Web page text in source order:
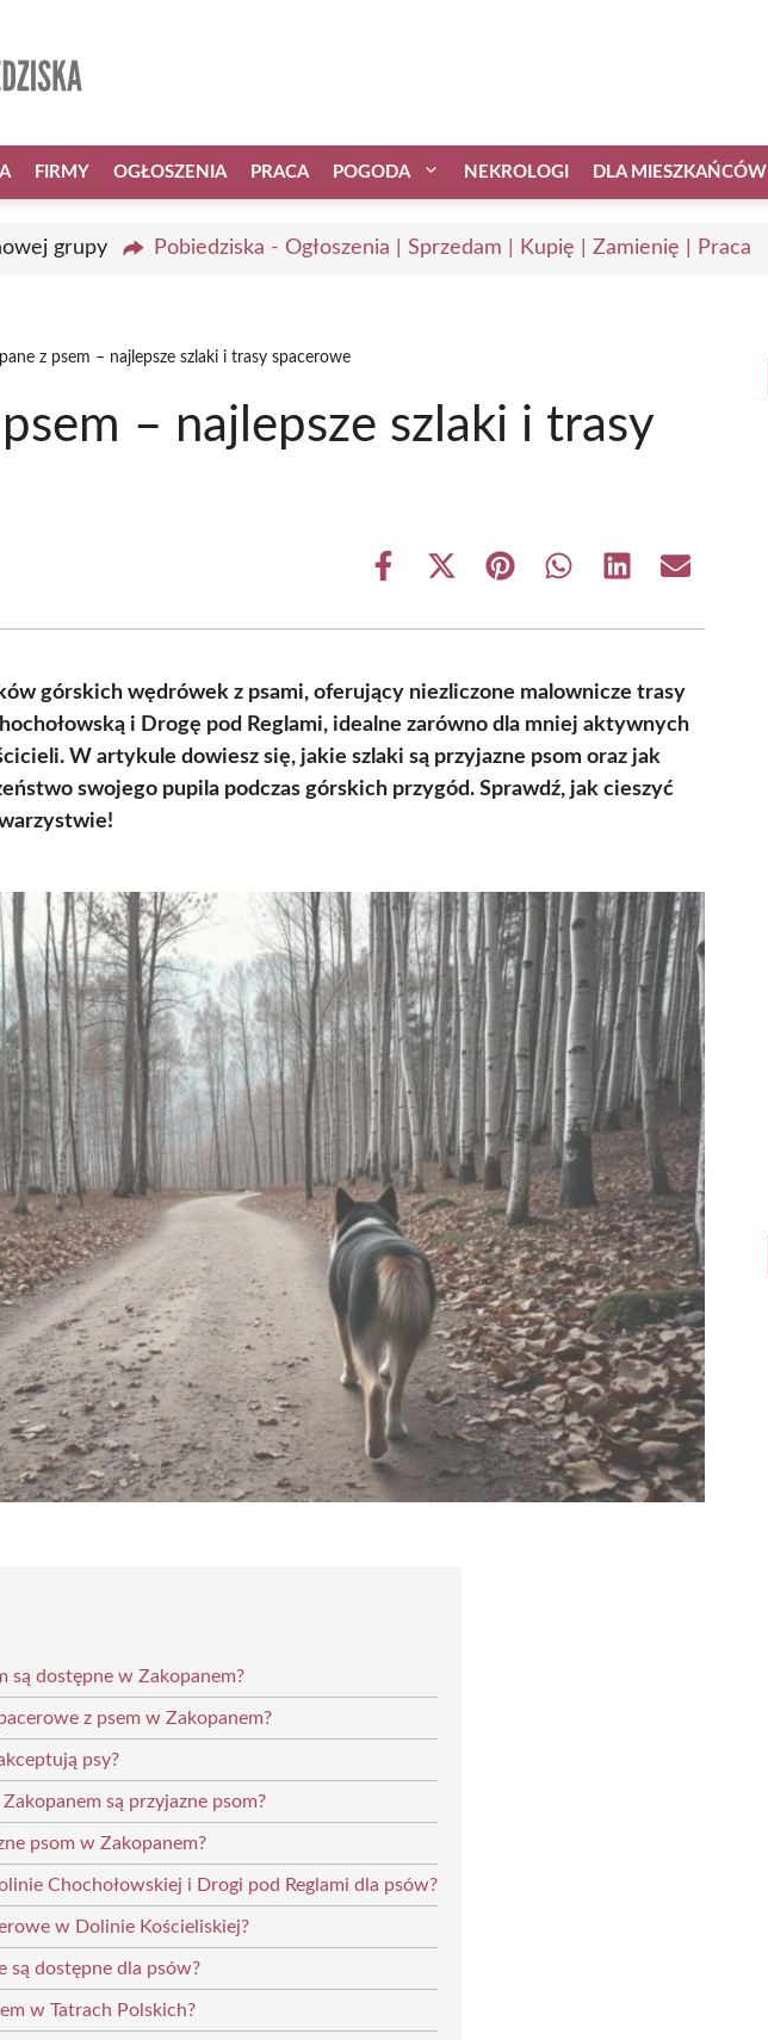
FIRMY OGŁOSZENIA PRACA POGODA NEKROLOGI DLA MIESZKAŃCÓW
grupy Pobiedziska - Ogłoszenia | Sprzedam | Kupię | Zamienię | Praca
z psem – najlepsze szlaki i trasy spacerowe
– najlepsze szlaki i trasy
Share
Share
(Twitter)
Share Share Share Share
górskich wędrówek z psami, oferujący niezliczone malownicze trasy
i Drogę pod Reglami, idealne zarówno dla mniej aktywnych
W artykule dowiesz się, jakie szlaki są przyjazne psom oraz jak
swojego pupila podczas górskich przygód. Sprawdź, jak cieszyć
są dostępne w Zakopanem?
z psem w Zakopanem?
psy?
są przyjazne psom?
psom w Zakopanem?
Chochołowskiej i Drogi pod Reglami dla psów?
w Dolinie Kościeliskiej?
są dostępne dla psów?
w Tatrach Polskich?